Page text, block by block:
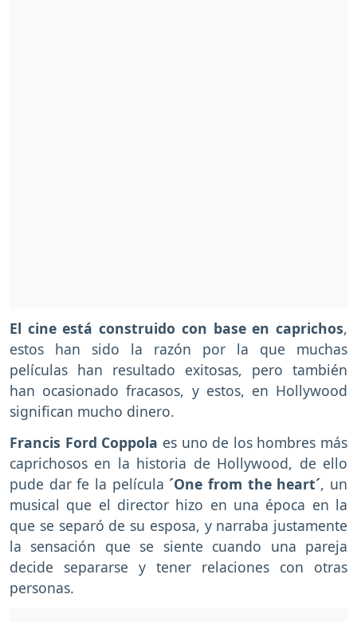
El cine está construido con base en caprichos,
estos han sido la razón por la que muchas
películas han resultado exitosas, pero también
han ocasionado fracasos, y estos, en Hollywood
significan mucho dinero.
Francis Ford Coppola es uno de los hombres más
caprichosos en la historia de Hollywood, de ello
pude dar fe la película ´One from the heart´, un
musical que el director hizo en una época en la
que se separó de su esposa, y narraba justamente
la sensación que se siente cuando una pareja
decide separarse y tener relaciones con otras
personas.